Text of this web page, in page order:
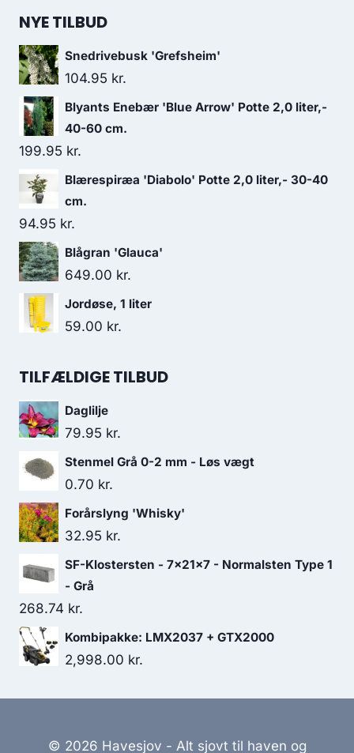
NYE TILBUD
Snedrivebusk 'Grefsheim'
104.95 kr.
Blyants Enebær 'Blue Arrow' Potte 2,0 liter,-
40-60 cm.
199.95 kr.
Blærespiræa 'Diabolo' Potte 2,0 liter,- 30-40
cm.
94.95 kr.
Blågran 'Glauca'
649.00 kr.
Jordøse, 1 liter
59.00 kr.
TILFÆLDIGE TILBUD
Daglilje
79.95 kr.
Stenmel Grå 0-2 mm - Løs vægt
0.70 kr.
Forårslyng 'Whisky'
32.95 kr.
SF-Klostersten - 7x21x7 - Normalsten Type 1
- Grå
268.74 kr.
Kombipakke: LMX2037 + GTX2000
2,998.00 kr.
© 2026 Havesjov - Alt sjovt til haven og